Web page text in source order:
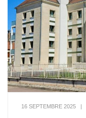
16 SEPTEMBRE 2025|